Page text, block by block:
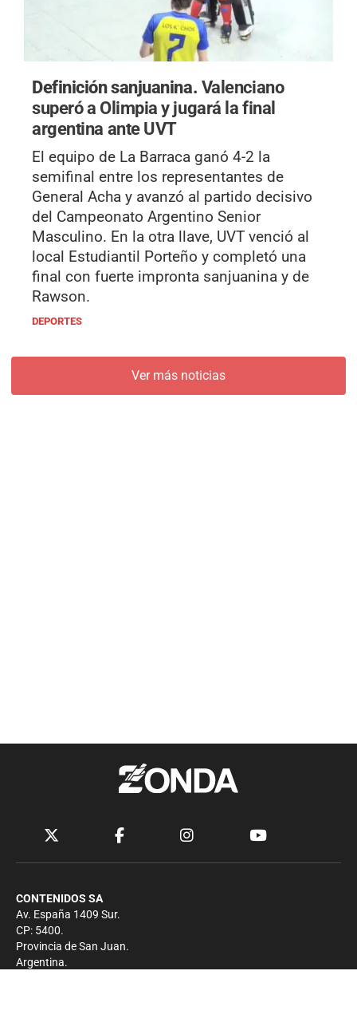
Definición sanjuanina. Valenciano
superó a Olimpia y jugará la final
argentina ante UVT
El equipo de La Barraca ganó 4-2 la
semifinal entre los representantes de
General Acha y avanzó al partido decisivo
del Campeonato Argentino Senior
Masculino. En la otra llave, UVT venció al
local Estudiantil Porteño y completó una
final con fuerte impronta sanjuanina y de
Rawson.
DEPORTES
Ver más noticias
CONTENIDOS SA
Av. España 1409 Sur.
CP: 5400.
Provincia de San Juan.
Argentina.